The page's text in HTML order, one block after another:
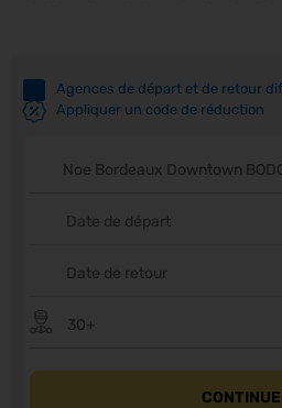
Agences de départ et de retour
Appliquer un code de réduction